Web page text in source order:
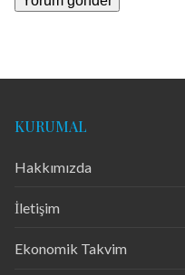
KURUMAL
Hakkımızda
İletişim
Ekonomik Takvim